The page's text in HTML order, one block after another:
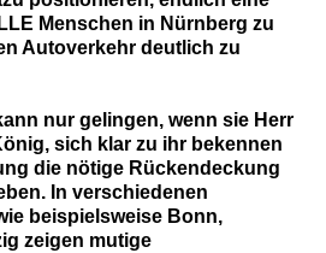
Menschen in Nürnberg zu
Autoverkehr deutlich zu
nur gelingen, wenn sie Herr
sich klar zu ihr bekennen
die nötige Rückendeckung
In verschiedenen
beispielsweise Bonn,
zeigen mutige